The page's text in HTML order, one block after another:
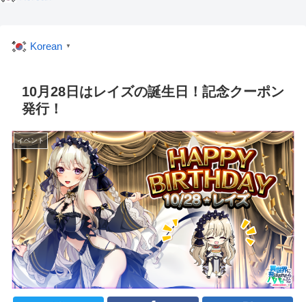
Korean ▼
10月28日はレイズの誕生日！記念クーポン
発行！
イベント